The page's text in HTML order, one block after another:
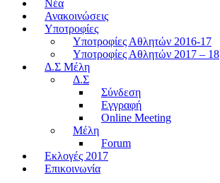
Νέα
Ανακοινώσεις
Υποτροφίες
Υποτροφίες Αθλητών 2016-17
Υποτροφίες Αθλητών 2017 – 18
Δ.Σ Μέλη
Δ.Σ
Σύνδεση
Εγγραφή
Online Meeting
Μέλη
Forum
Εκλογές 2017
Επικοινωνία